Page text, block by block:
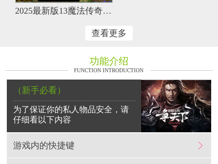
2025最新版13魔法传奇，大极品加80左右，好玩不累，练级轻松，64倍经验，16倍爆率
查看更多
功能介绍
FUNCTION INTRODUCTION
（新手必看）
为了保证你的私人物品安全，请
仔细看以下内容

游戏内的快捷键